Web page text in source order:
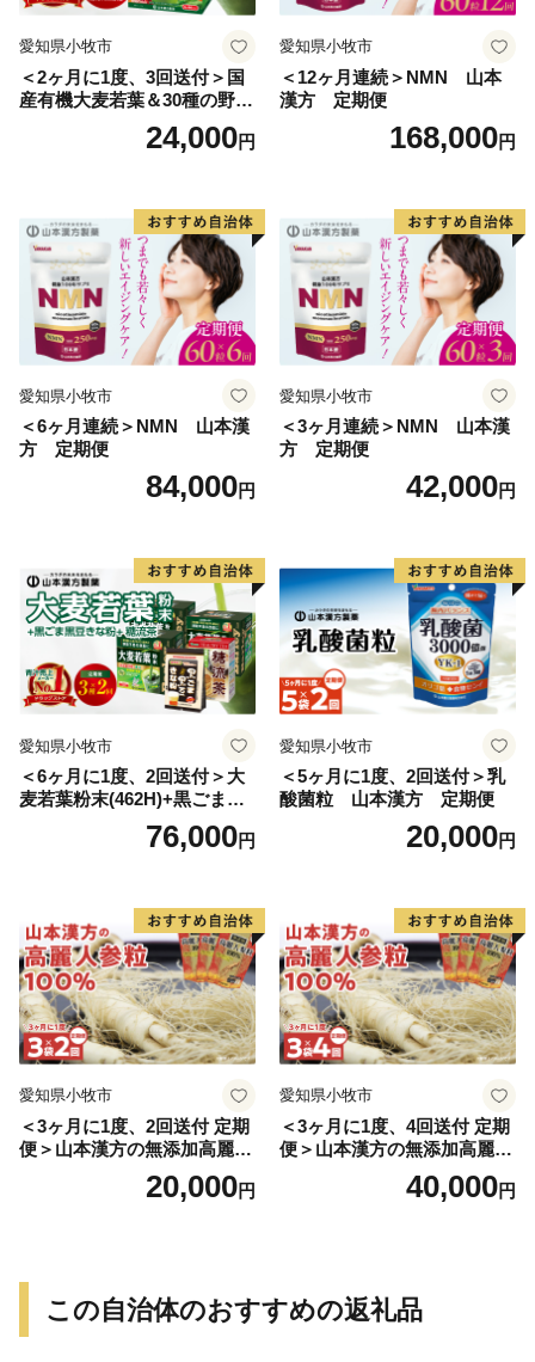
愛知県小牧市
＜2ヶ月に1度、3回送付＞国
産有機大麦若葉＆30種の野
菜 山本漢方 定期便
24,000円
愛知県小牧市
＜12ヶ月連続＞NMN 山本
漢方 定期便
168,000円
愛知県小牧市
＜6ヶ月連続＞NMN 山本漢
方 定期便
84,000円
愛知県小牧市
＜3ヶ月連続＞NMN 山本漢
方 定期便
42,000円
愛知県小牧市
＜6ヶ月に1度、2回送付＞大
麦若葉粉末(462H)+黒ごま黒
豆きな粉+ 糖流茶 山本漢
76,000円
愛知県小牧市
＜5ヶ月に1度、2回送付＞乳
酸菌粒 山本漢方 定期便
20,000円
愛知県小牧市
＜3ヶ月に1度、2回送付 定期
便＞山本漢方の無添加高麗人
20,000円
愛知県小牧市
＜3ヶ月に1度、4回送付 定期
便＞山本漢方の無添加高麗人
40,000円
この自治体のおすすめの返礼品